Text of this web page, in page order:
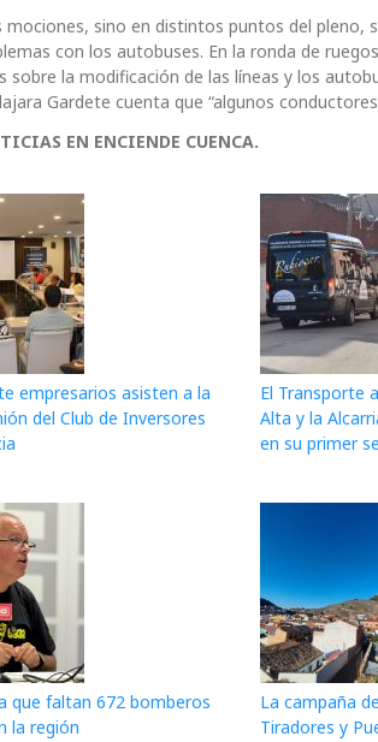
mociones, sino en distintos puntos del
con los autobuses. En la ronda de
sobre la modificación de las líneas y los
Gardete cuenta que “algunos
EN ENCIENDE CUENCA.
empresarios asisten a la
del Club de Inversores
El Transporte
Alta y la
en su primer
que faltan 672 bomberos
la región
La campaña
Tiradores y